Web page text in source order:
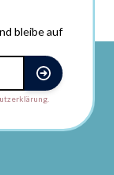
bleibe auf